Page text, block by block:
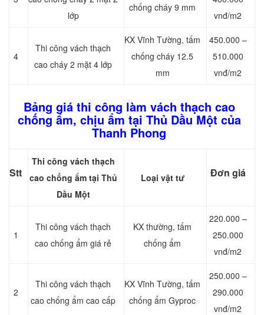
lớp
chống cháy 9 mm
vnđ/m2
4
Thi công vách thạch
cao cháy 2 mặt 4 lớp
KX Vĩnh Tường, tấm
chống cháy 12.5
mm
450.000 –
510.000
vnđ/m2
Bảng giá thi công làm vách thạch cao
chống ẩm, chịu ẩm tại Thủ Dầu Một của
Thanh Phong
Stt
Thi công vách thạch
cao chống ẩm tại Thủ
Dầu Một
Loại vật tư Đơn giá
1
Thi công vách thạch
cao chống ẩm giá rẻ
KX thường, tấm
chống ẩm
220.000 –
250.000
vnđ/m2
2
Thi công vách thạch
cao chống ẩm cao cấp
KX Vĩnh Tường, tấm
chống ẩm Gyproc
250.000 –
290.000
vnđ/m2